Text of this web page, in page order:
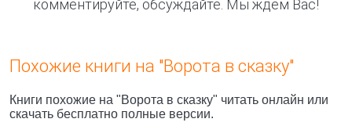
комментируйте, обсуждайте. Мы ждём Вас!
Похожие книги на "Ворота в сказку"
Книги похожие на "Ворота в сказку" читать онлайн или
скачать бесплатно полные версии.